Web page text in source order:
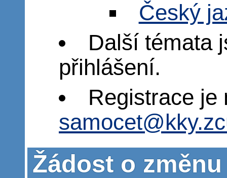
Český
Další témata
přihlášení.
Registrace je
Žádost o